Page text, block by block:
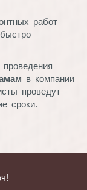
работ
в компании
проведут
сроки.